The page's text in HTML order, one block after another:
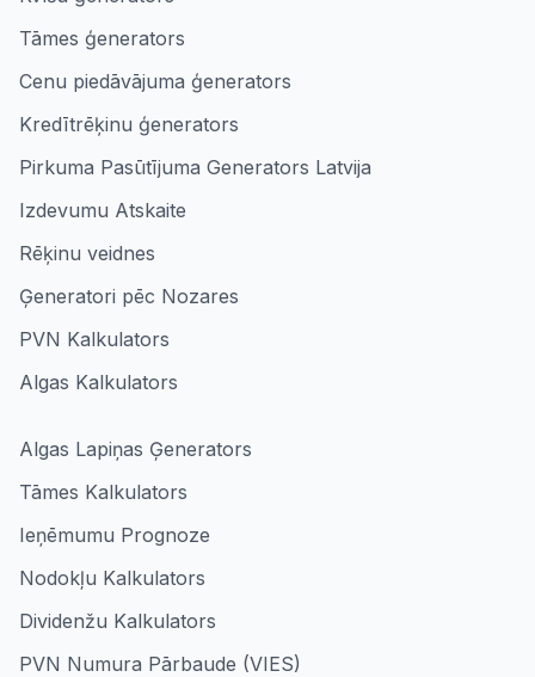
Tāmes ģenerators
Cenu piedāvājuma ģenerators
Kredītrēķinu ģenerators
Pirkuma Pasūtījuma Generators Latvija
Izdevumu Atskaite
Rēķinu veidnes
Ģeneratori pēc Nozares
PVN Kalkulators
Algas Kalkulators
Algas Lapiņas Ģenerators
Tāmes Kalkulators
Ieņēmumu Prognoze
Nodokļu Kalkulators
Dividenžu Kalkulators
PVN Numura Pārbaude (VIES)